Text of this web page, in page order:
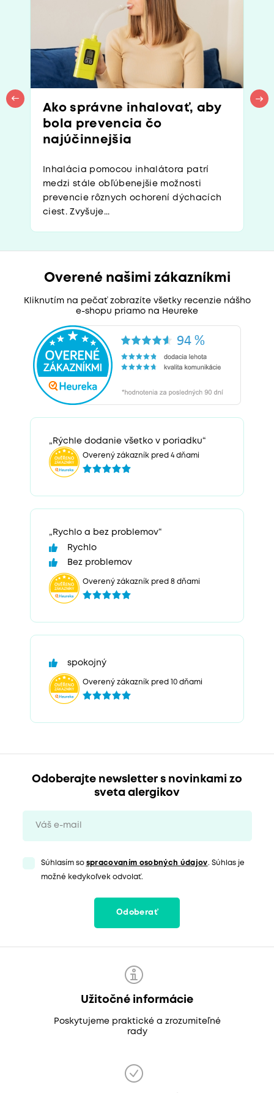
Ako správne inhalovať, aby
bola prevencia čo
najúčinnejšia
Inhalácia pomocou inhalátora patrí
medzi stále obľúbenejšie možnosti
prevencie rôznych ochorení dýchacích
ciest. Zvyšuje...
Overené našimi zákazníkmi
Kliknutím na pečať zobrazíte všetky recenzie nášho
e-shopu priamo na Heureke
„Rýchle dodanie všetko v poriadku“
Overený zákazník pred 4 dňami
„Rychlo a bez problemov“
Rychlo
Bez problemov
Overený zákazník pred 8 dňami
spokojný
Overený zákazník pred 10 dňami
Odoberajte newsletter s novinkami zo
sveta alergikov
Súhlasím so spracovaním osobných údajov. Súhlas je
možné kedykoľvek odvolať.
Odoberať
Užitočné informácie
Poskytujeme praktické a zrozumiteľné
rady